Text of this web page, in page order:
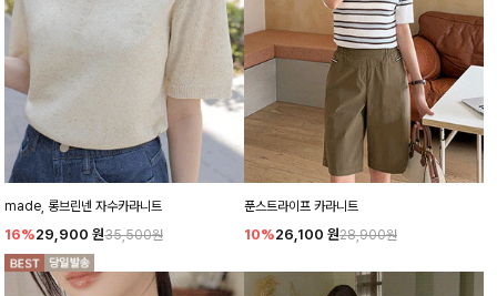
made, 롱브린넨 자수카라니트
16%29,900 원35,500원
푼스트라이프 카라니트
10%26,100 원28,900원